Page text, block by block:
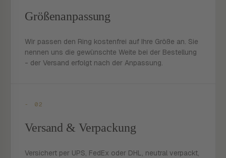
Größenanpassung
Wir passen den Ring kostenfrei auf Ihre Größe an. Sie
nennen uns die gewünschte Weite bei der Bestellung
- der Versand erfolgt nach der Anpassung.
- 02
Versand & Verpackung
Versichert per UPS, FedEx oder DHL, neutral verpackt,